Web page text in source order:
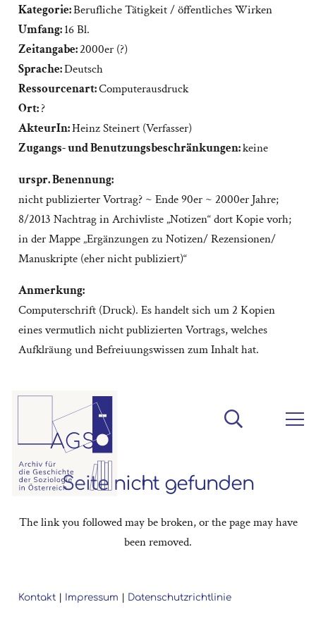
Kategorie:Berufliche Tätigkeit / öffentliches Wirken
Umfang:16 Bl.
Zeitangabe:2000er (?)
Sprache:Deutsch
Ressourcenart:Computerausdruck
Ort:?
AkteurIn:Heinz Steinert (Verfasser)
Zugangs- und Benutzungsbeschränkungen:keine
urspr. Benennung:
nicht publizierter Vortrag? ~ Ende 90er ~ 2000er Jahre;
8/2013 Nachtrag in Archivliste „Notizen“ dort Kopie vorh;
in der Mappe „Ergänzungen zu Notizen/ Rezensionen/
Manuskripte (eher nicht publiziert)“
Anmerkung:
Computerschrift (Druck). Es handelt sich um 2 Kopien
eines vermutlich nicht publizierten Vortrags, welches
Aufklräung und Befreiuungswissen zum Inhalt hat.